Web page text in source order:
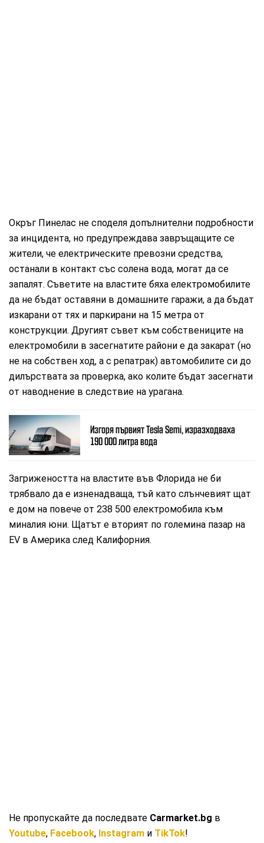
Окръг Пинелас не споделя допълнителни подробности
за инцидента, но предупреждава завръщащите се
жители, че електрическите превозни средства,
останали в контакт със солена вода, могат да се
запалят. Съветите на властите бяха електромобилите
да не бъдат оставяни в домашните гаражи, а да бъдат
изкарани от тях и паркирани на 15 метра от
конструкции. Другият съвет към собствениците на
електромобили в засегнатите райони е да закарат (но
не на собствен ход, а с репатрак) автомобилите си до
дилърствата за проверка, ако колите бъдат засегнати
от наводнение в следствие на урагана.
Изгоря първият Tesla Semi, изразходваха
190 000 литра вода
Загрижеността на властите във Флорида не би
трябвало да е изненадваща, тъй като слънчевият щат
е дом на повече от 238 500 електромобила към
миналия юни. Щатът е вторият по големина пазар на
EV в Америка след Калифорния.
Не пропускайте да последвате Carmarket.bg в
Youtube, Facebook, Instagram и TikTok!